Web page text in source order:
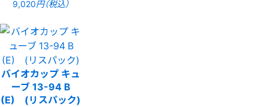
9,020円（税込）
バイオカップ キュ
ーブ 13-94 B
(E) (リスパック)